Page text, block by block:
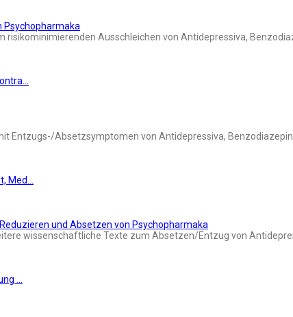
Psychopharmaka
Ausschleichen von Antidepressiva,
Entzugs-/Absetzsymptomen von Antidepressiva,
Med…
und Absetzen von Psychopharmaka
wissenschaftliche Texte zum Absetzen/Entzug von
…